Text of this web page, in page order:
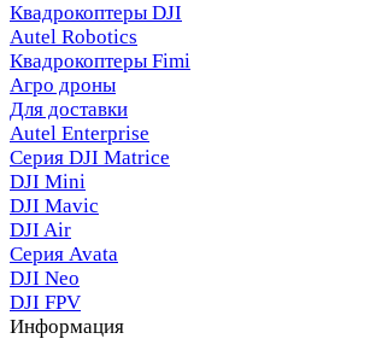
Квадрокоптеры DJI
Autel Robotics
Квадрокоптеры Fimi
Агро дроны
Для доставки
Autel Enterprise
Серия DJI Matrice
DJI Mini
DJI Mavic
DJI Air
Серия Avata
DJI Neo
DJI FPV
Информация